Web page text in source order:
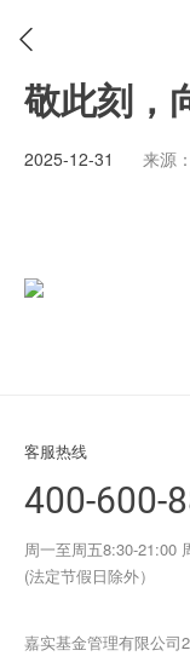
敬此刻，
2025-12-31 来源：
客服热线
400-600-
周一至周五8:30-21:00
(法定节假日除外）
嘉实基金管理有限公司